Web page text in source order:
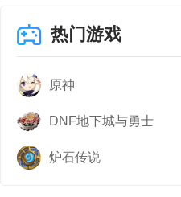
11.修复角
12.娅米：
飞后子弹才
13.娅米：
【后+副射
热门游戏
原神
DNF地下城与勇士
炉石传说